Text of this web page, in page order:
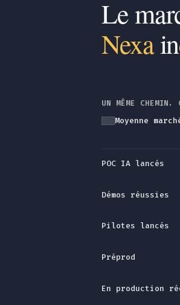
Le
Nexa
UN MÊME CHEMIN.
Moyenne
POC IA lancés
Démos réussies
Pilotes lancés
Préprod
En production